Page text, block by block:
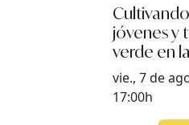
jóvenes y
verde en
vie., 7 de
17:00h